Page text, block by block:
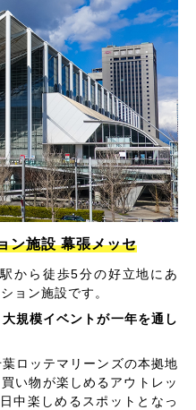
ン施設 幕張メッセ
から徒歩5分の好立地にあ
ョン施設です。
規模イベントが一年を通し
ロッテマリーンズの本拠地
い物が楽しめるアウトレッ
中楽しめるスポットとなっ